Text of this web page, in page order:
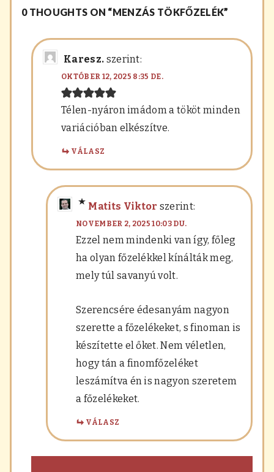
recept:
0 THOUGHTS ON “MENZÁS TÖKFŐZELÉK”
Karesz. szerint:
OKTÓBER 12, 2025 8:35 DE.
Télen-nyáron imádom a tököt minden
variációban elkészítve.
VÁLASZ
Matits Viktor szerint:
NOVEMBER 2, 2025 10:03 DU.
Ezzel nem mindenki van így, főleg
ha olyan főzelékkel kínálták meg,
mely túl savanyú volt.
Szerencsére édesanyám nagyon
szerette a főzelékeket, s finoman is
készítette el őket. Nem véletlen,
hogy tán a finomfőzeléket
leszámítva én is nagyon szeretem
a főzelékeket.
VÁLASZ